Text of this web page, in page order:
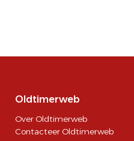
Oldtimerweb
Over Oldtimerweb
Contacteer Oldtimerweb